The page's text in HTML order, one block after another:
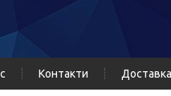
Контакти